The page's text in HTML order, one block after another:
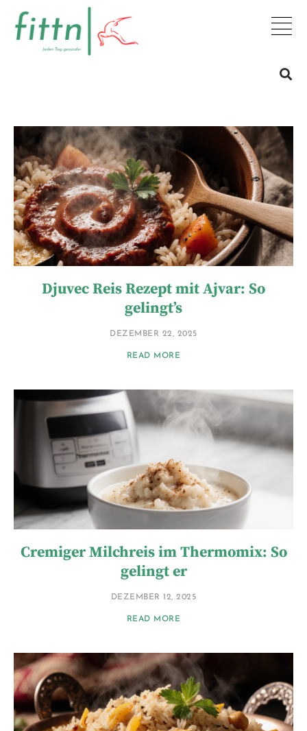
Djuvec Reis Rezept mit Ajvar: So
gelingt’s
DEZEMBER 22, 2025
READ MORE
Cremiger Milchreis im Thermomix: So
gelingt er
DEZEMBER 12, 2025
READ MORE